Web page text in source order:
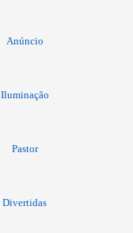
Anúncio
Iluminação
Pastor
Divertidas